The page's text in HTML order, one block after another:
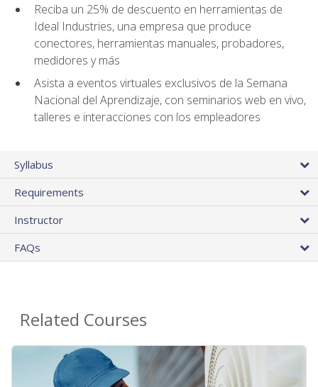
Reciba un 25% de descuento en herramientas de
Ideal Industries, una empresa que produce
conectores, herramientas manuales, probadores,
medidores y más
Asista a eventos virtuales exclusivos de la Semana
Nacional del Aprendizaje, con seminarios web en vivo,
talleres e interacciones con los empleadores
Syllabus
Requirements
Instructor
FAQs
Related Courses